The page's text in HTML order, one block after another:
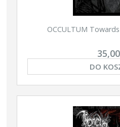
OCCULTUM
DO